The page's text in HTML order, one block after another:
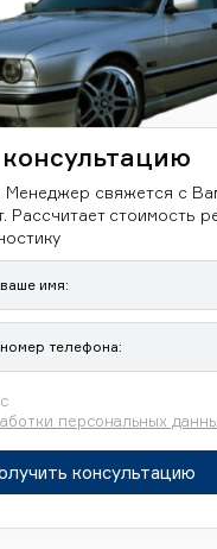
Менеджер свяжется с
Рассчитает стоимость
персональных
консультацию